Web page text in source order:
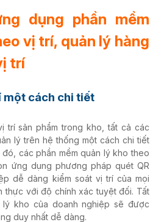
dụng phần mềm
vị trí, quản lý hàng
trí
một cách chi tiết
trí sản phẩm trong kho, tất cả các
lý trên hệ thống một cách chi tiết
các phần mềm quản lý kho theo
ứng dụng phương pháp quét QR
dễ dàng kiểm soát vị trí của mọi
thực với độ chính xác tuyệt đối. Tất
kho của doanh nghiệp sẽ được
duy nhất dễ dàng.